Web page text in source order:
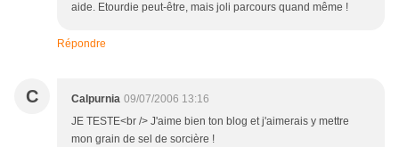
aide. Etourdie peut-être, mais joli parcours quand même !
Répondre
C Calpurnia 09/07/2006 13:16
JE TESTE<br /> J'aime bien ton blog et j'aimerais y mettre
mon grain de sel de sorcière !